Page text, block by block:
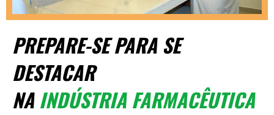
PREPARE-SE PARA SE
DESTACAR
NAINDÚSTRIA FARMACÊUTICA